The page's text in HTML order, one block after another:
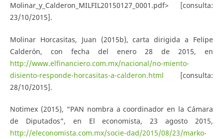
Molinar_y_Calderon_MILFIL20150127_0001.pdf> [consulta:
23/10/2015].
Molinar Horcasitas, Juan (2015b), carta dirigida a Felipe
Calderón, con fecha del enero 28 de 2015, en
http://www.elfinanciero.com.mx/nacional/no-miento-
disiento-responde-horcasitas-a-calderon.html [consulta:
28/10/2015].
Notimex (2015), “PAN nombra a coordinador en la Cámara
de Diputados”, en El economista, 23 agosto 2015,
http://eleconomista.com.mx/socie-dad/2015/08/23/marko-